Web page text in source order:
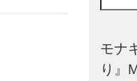
モナ
り』